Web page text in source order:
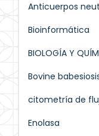
Anticuerpos
Bioinformática
BIOLOGÍA Y
Bovine
citometría de
Enolasa